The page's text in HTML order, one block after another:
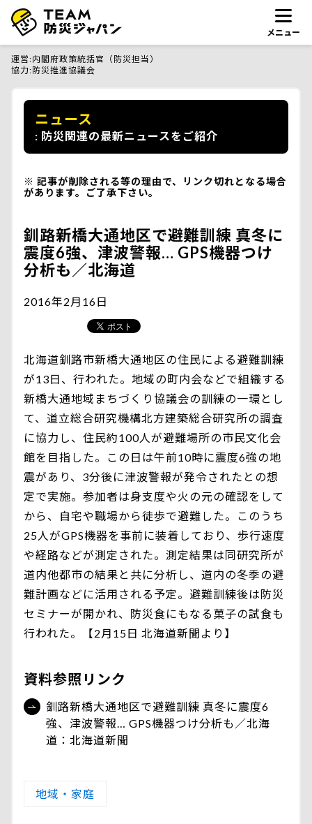
メニュー
運営 内閣府政策統括官（防災担当）
協力 防災推進協議会
ニュース
防災関連の最新ニュースをご紹介
記事が削除される等の理由で、リンク切れとなる場合
があります。ご了承下さい。
釧路新橋大通地区で避難訓練 真冬に
震度6強、津波警報… GPS機器つけ
分析も／北海道
2016年2月16日
北海道釧路市新橋大通地区の住民による避難訓練
が13日、行われた。地域の町内会などで組織する
新橋大通地域まちづくり協議会の訓練の一環とし
て、道立総合研究機構北方建築総合研究所の調査
に協力し、住民約100人が避難場所の市民文化会
館を目指した。この日は午前10時に震度6強の地
震があり、3分後に津波警報が発令されたとの想
定で実施。参加者は身支度や火の元の確認をして
から、自宅や職場から徒歩で避難した。このうち
25人がGPS機器を事前に装着しており、歩行速度
や経路などが測定された。測定結果は同研究所が
道内他都市の結果と共に分析し、道内の冬季の避
難計画などに活用される予定。避難訓練後は防災
セミナーが開かれ、防災食にもなる菓子の試食も
行われた。【2月15日 北海道新聞より】
資料参照リンク
釧路新橋大通地区で避難訓練 真冬に震度6
強、津波警報… GPS機器つけ分析も／北海
道：北海道新聞
地域・家庭